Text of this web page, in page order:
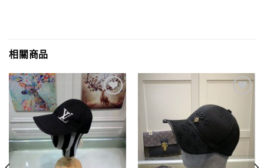
相關商品
Add to
wishlist
wishlist